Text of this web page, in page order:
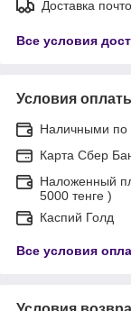
Доставка
Все условия
Условия
Наличными по
Карта Сбер
Наложенный
5000 тенге )
Каспий Голд
Все условия